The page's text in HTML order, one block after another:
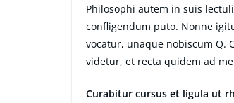
Philosophi autem in suis
confligendum puto. Nonne
vocatur, unaque nobiscum Q.
videtur, et recta quidem ad
Curabitur cursus et ligula ut